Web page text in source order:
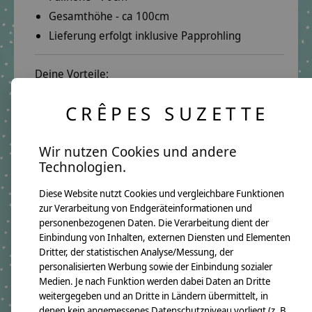
Gesamthöhe - ca 100cm
Lieferung erfolgt inklusive Papprohling
Deine Vorteile:
E-Mail:info@crepes-suzette.net
Schnelle Lieferung:
deinen Händen halten.
Über 10 Jahre Erfahrung:
Auf unsere Qualität ist Verlass.
Lange Freude garantiert.
Produktangaben:
CRÊPES SUZETTE
Wir nutzen Cookies und andere
Technologien.
Diese Website nutzt Cookies und vergleichbare Funktionen
zur Verarbeitung von Endgeräteinformationen und
personenbezogenen Daten. Die Verarbeitung dient der
Einbindung von Inhalten, externen Diensten und Elementen
Dritter, der statistischen Analyse/Messung, der
personalisierten Werbung sowie der Einbindung sozialer
Medien. Je nach Funktion werden dabei Daten an Dritte
weitergegeben und an Dritte in Ländern übermittelt, in